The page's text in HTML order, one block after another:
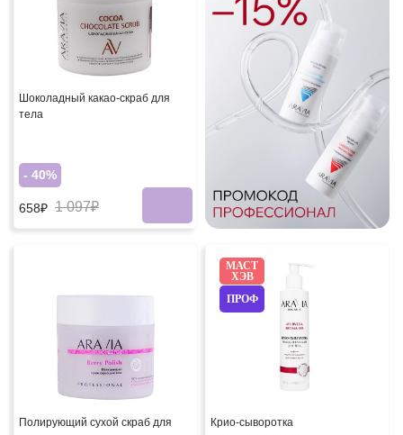
Шоколадный какао-скраб для
тела
- 40%
658₽ 1 097₽
Полирующий сухой скраб для
МАСТ
ХЭВ
ПРОФ
Крио-сыворотка